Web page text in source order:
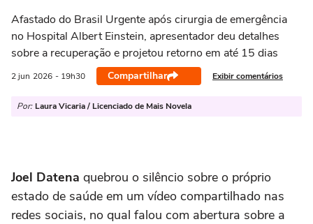
Afastado do Brasil Urgente após cirurgia de emergência
no Hospital Albert Einstein, apresentador deu detalhes
sobre a recuperação e projetou retorno em até 15 dias
2 jun 2026 - 19h30 Compartilhar Exibir comentários
Por: Laura Vicaria / Licenciado de Mais Novela
Joel Datena quebrou o silêncio sobre o próprio
estado de saúde em um vídeo compartilhado nas
redes sociais, no qual falou com abertura sobre a